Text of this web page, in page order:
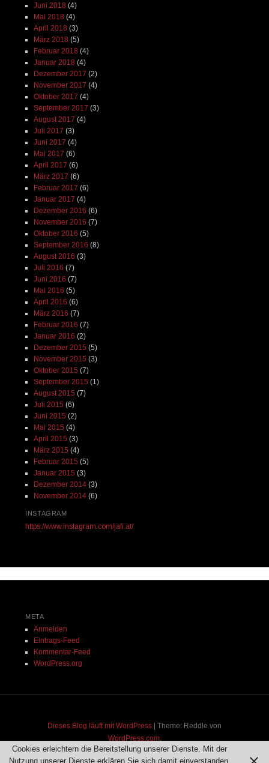
Juni 2018 (4)
Mai 2018 (4)
April 2018 (3)
März 2018 (5)
Februar 2018 (4)
Januar 2018 (4)
Dezember 2017 (2)
November 2017 (4)
Oktober 2017 (4)
September 2017 (3)
August 2017 (4)
Juli 2017 (3)
Juni 2017 (4)
Mai 2017 (6)
April 2017 (6)
März 2017 (6)
Februar 2017 (6)
Januar 2017 (4)
Dezember 2016 (6)
November 2016 (7)
Oktober 2016 (5)
September 2016 (8)
August 2016 (3)
Juli 2016 (7)
Juni 2016 (7)
Mai 2016 (5)
April 2016 (6)
März 2016 (7)
Februar 2016 (7)
Januar 2016 (2)
Dezember 2015 (5)
November 2015 (3)
Oktober 2015 (7)
September 2015 (1)
August 2015 (7)
Juli 2015 (6)
Juni 2015 (2)
Mai 2015 (4)
April 2015 (3)
März 2015 (4)
Februar 2015 (5)
Januar 2015 (3)
Dezember 2014(3)
November 2014(6)
INSTAGRAM
https://www.instagram.com/jafi.at/
META
Anmelden
Eintrags-Feed
Kommentar-Feed
WordPress.org
Dieses Blog läuft mit WordPress | Theme: Reddle von
WordPress.com.
Cookies erleichtern die Bereitstellung unserer Dienste. Mit der
Nutzung unserer Dienste erklären Sie sich damit einverstanden,